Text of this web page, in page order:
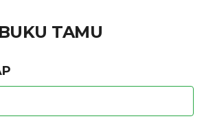
BUKU TAMU